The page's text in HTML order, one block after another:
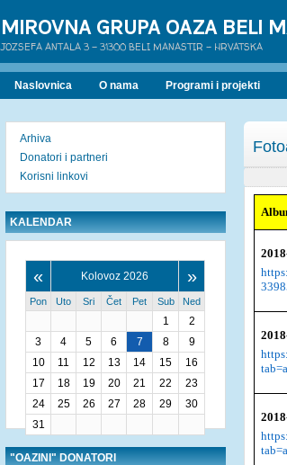
MIROVNA GRUPA OAZA BELI
JOZSEFA ANTALA 3 - 31300 BELI MANASTIR - HRVATSKA
Naslovnica O nama Programi i projekti
Arhiva
Donatori i partneri
Korisni linkovi
KALENDAR
« Kolovoz 2026 »
Pon Uto Sri Čet Pet Sub Ned
1
2
3
4 5 6 7 8
9
10
11 12 13 14 15
16
17
18 19 20 21 22
23
24
25 26 27 28 29
30
31
"OAZINI" DONATORI